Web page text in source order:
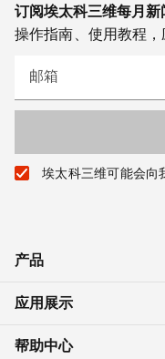
订阅埃太科三维每月新
操作指南、使用教程
邮箱
埃太科三维可能会向
产品
应用展示
帮助中心